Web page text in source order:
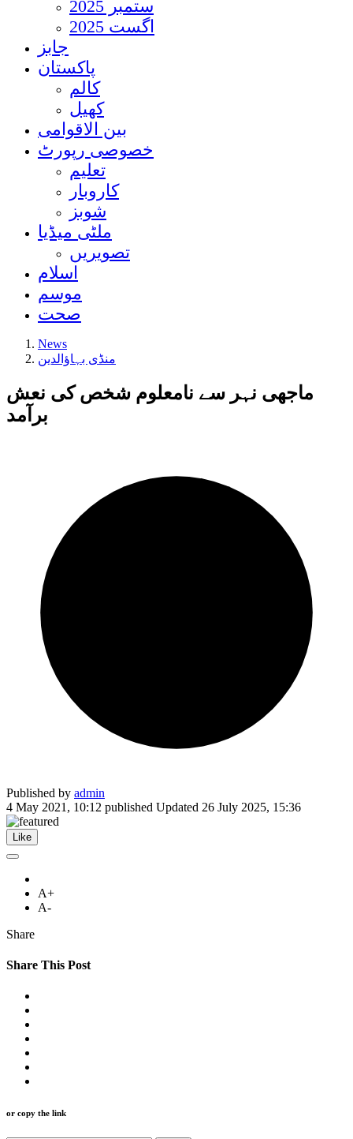
ستمبر 2025
اگست 2025
جابز
پاکستان
کالم
کھیل
بین الاقوامی
خصوصی رپورٹ
تعلیم
کاروبار
شوبز
ملٹی میڈیا
تصویریں
اسلام
موسم
صحت
News
منڈی بہاؤالدین
ماجھی نہر سے نامعلوم شخص کی نعش
برآمد
Published by admin
4 May 2021, 10:12 published Updated 26 July 2025, 15:36
Like
A+
A-
Share
Share This Post
or copy the link